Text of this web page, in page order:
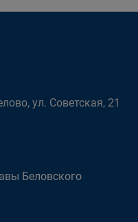
ул. Советская, 21
Беловского